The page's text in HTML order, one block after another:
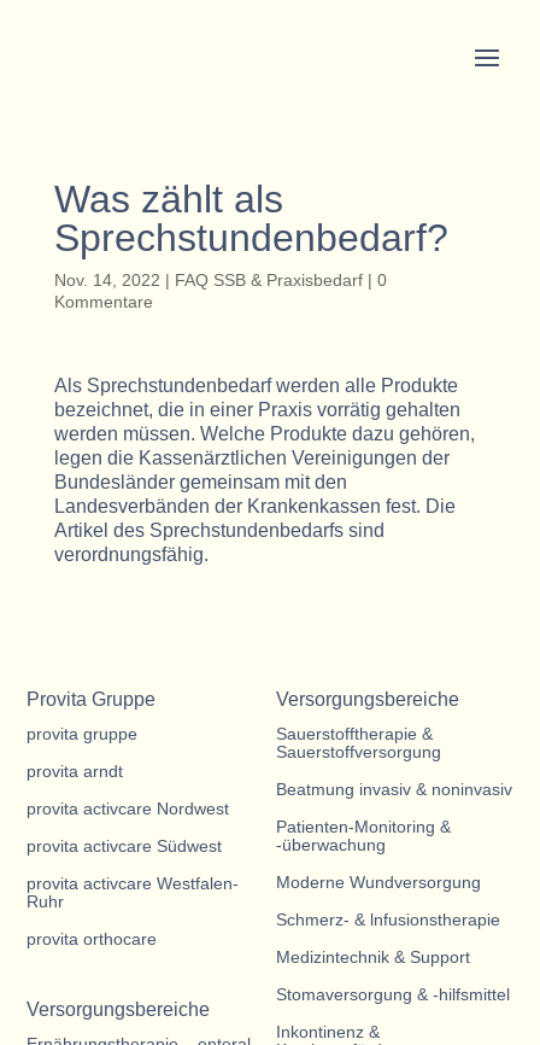
Was zählt als
Sprechstundenbedarf?
Nov. 14, 2022 | FAQ SSB & Praxisbedarf| 0
Kommentare
Als Sprechstundenbedarf werden alle Produkte
bezeichnet, die in einer Praxis vorrätig gehalten
werden müssen. Welche Produkte dazu gehören,
legen die Kassenärztlichen Vereinigungen der
Bundesländer gemeinsam mit den
Landesverbänden der Krankenkassen fest. Die
Artikel des Sprechstundenbedarfs sind
verordnungsfähig.
Provita Gruppe
provita gruppe
provita arndt
provita activcare Nordwest
provita activcare Südwest
provita activcare Westfalen-
Ruhr
provita orthocare
Versorgungsbereiche
Versorgungsbereiche
Sauerstofftherapie &
Sauerstoffversorgung
Beatmung invasiv & noninvasiv
Patienten-Monitoring &
-überwachung
Moderne Wundversorgung
Schmerz- & lnfusionstherapie
Medizintechnik & Support
Stomaversorgung & -hilfsmittel
Inkontinenz &